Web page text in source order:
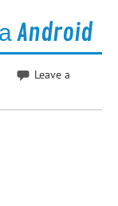
Android
Leave a